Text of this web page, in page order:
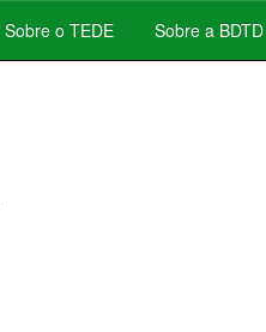
Sobre o TEDE Sobre a BDTD